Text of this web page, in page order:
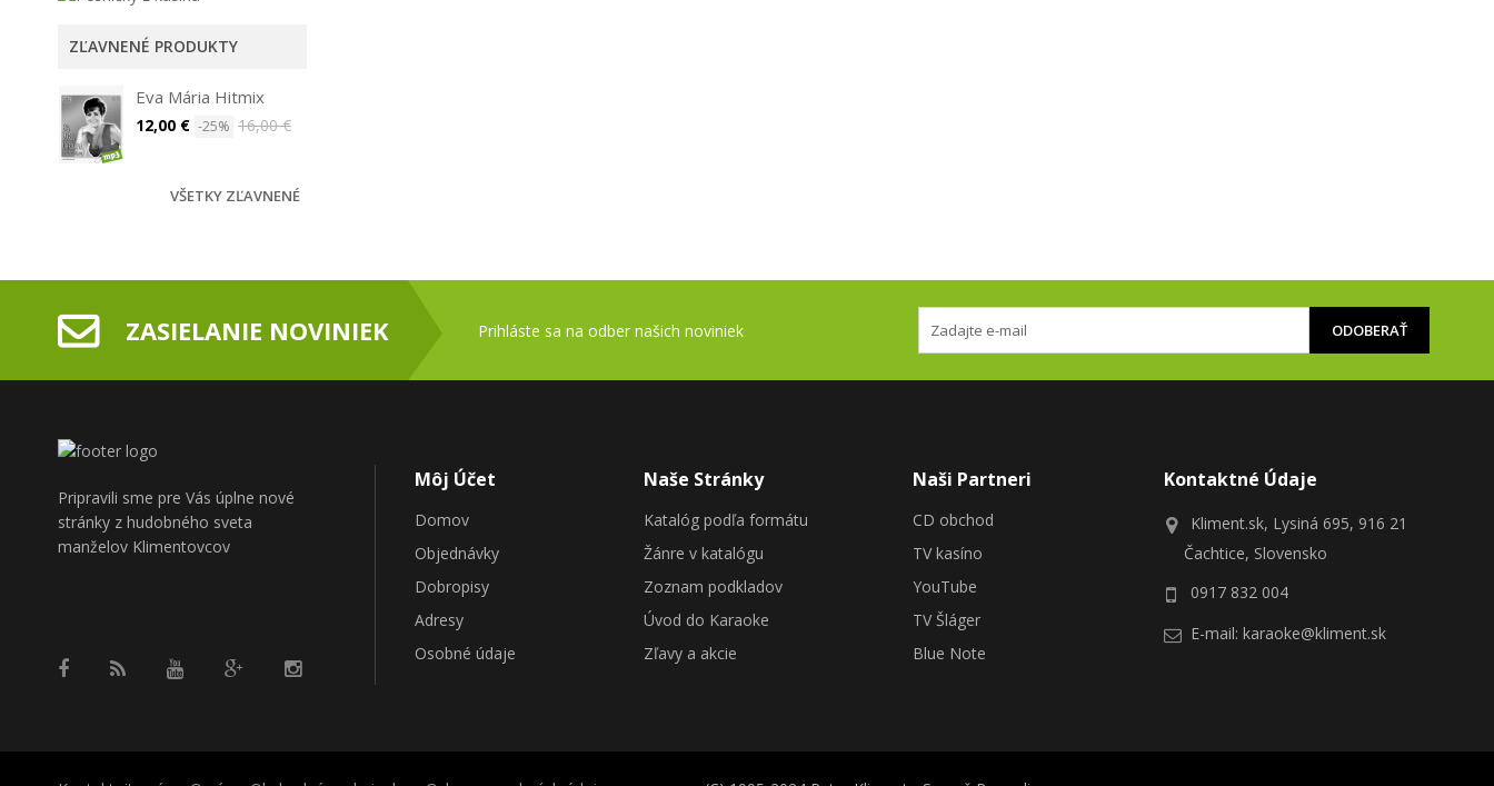
ZĽAVNENÉ PRODUKTY
Eva Mária Hitmix
12,00 € -25% 16,00 €
VŠETKY ZĽAVNENÉ
Pripravili sme pre Vás úplne nové
stránky z hudobného sveta
manželov Klimentovcov
Môj Účet
Domov
Objednávky
Dobropisy
Adresy
Osobné údaje
Naše Stránky
Katalóg podľa formátu
Žánre v katalógu
Zoznam podkladov
Úvod do Karaoke
Zľavy a akcie
Naši Partneri
CD obchod
TV kasíno
YouTube
TV Šláger
Blue Note
Kontaktné Údaje
Kliment.sk, Lysiná 695, 916 21
Čachtice, Slovensko
0917 832 004
E-mail: karaoke@kliment.sk
ZASIELANIE NOVINIEK Prihláste sa na odber našich noviniek ODOBERAŤ